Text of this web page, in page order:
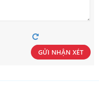
GỬI NHẬN XÉT